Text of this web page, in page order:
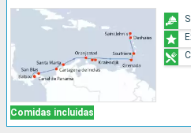
Comidas incluidas